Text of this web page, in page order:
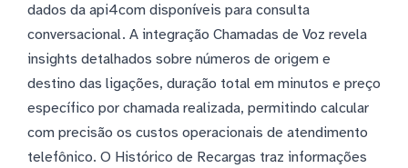
dados da api4com disponíveis para consulta
conversacional. A integração Chamadas de Voz revela
insights detalhados sobre números de origem e
destino das ligações, duração total em minutos e preço
específico por chamada realizada, permitindo calcular
com precisão os custos operacionais de atendimento
telefônico. O Histórico de Recargas traz informações